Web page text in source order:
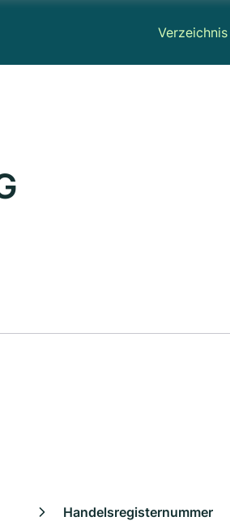
Verzeichnis
Handelsregisternummer